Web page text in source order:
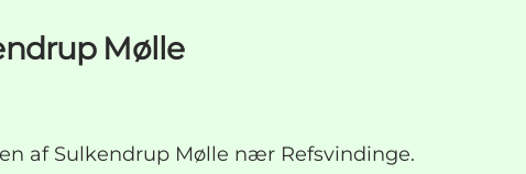
Mølle
af Sulkendrup Mølle nær Refsvindinge.